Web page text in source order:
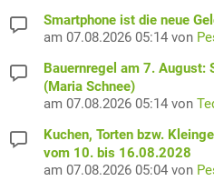
Smartphone ist die neue
am 07.08.2026 05:14 von
Bauernregel am 7. August:
(Maria Schnee)
am 07.08.2026 05:14 von
Kuchen, Torten bzw.
vom 10. bis 16.08.2028
am 07.08.2026 05:04 von